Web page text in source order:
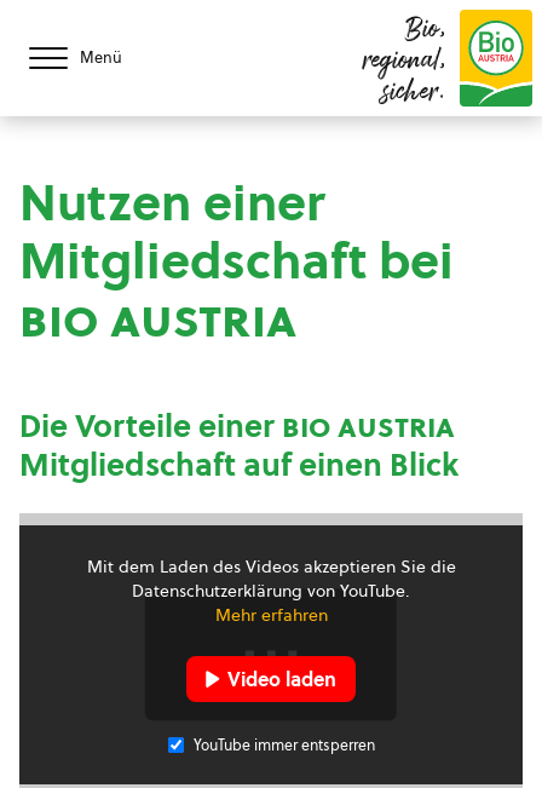
Menü
Bio,
regional,
sicher.
Nutzen einer
Mitgliedschaft bei
bio austria
Die Vorteile einerbio austria
Mitgliedschaft auf einen Blick
Mit dem Laden des Videos akzeptieren Sie die
Datenschutzerklärung von YouTube.
Mehr erfahren
Video laden
YouTube immer entsperren